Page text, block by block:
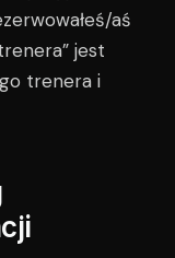
aś
jest
trenera i